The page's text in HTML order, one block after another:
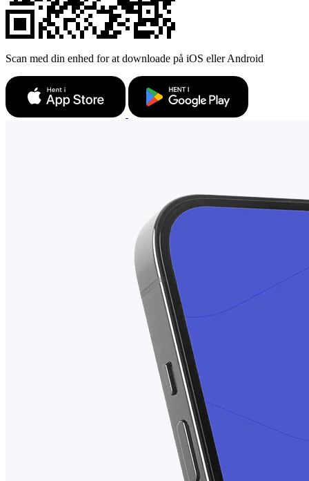
Scan med din enhed for at downloade på iOS eller Android